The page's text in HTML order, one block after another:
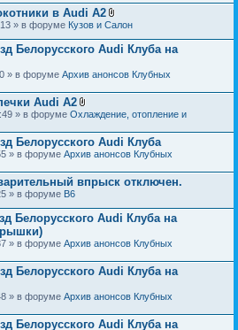
о
ж
е
н
и
в Audi A2
В
о
ж
н
я
» в форуме Кузов и Салон
Белорусского Audi Клуба на
» в форуме Архив анонсов Клубных
Audi A2
В
о
ж
е
и
я
» в форуме Охлаждение, отопление и
Белорусского Audi Клуба
» в форуме Архив анонсов Клубных
впрыск отключен.
» в форуме B6
Белорусского Audi Клуба на
» в форуме Архив анонсов Клубных
Белорусского Audi Клуба на
» в форуме Архив анонсов Клубных
Белорусского Audi Клуба на